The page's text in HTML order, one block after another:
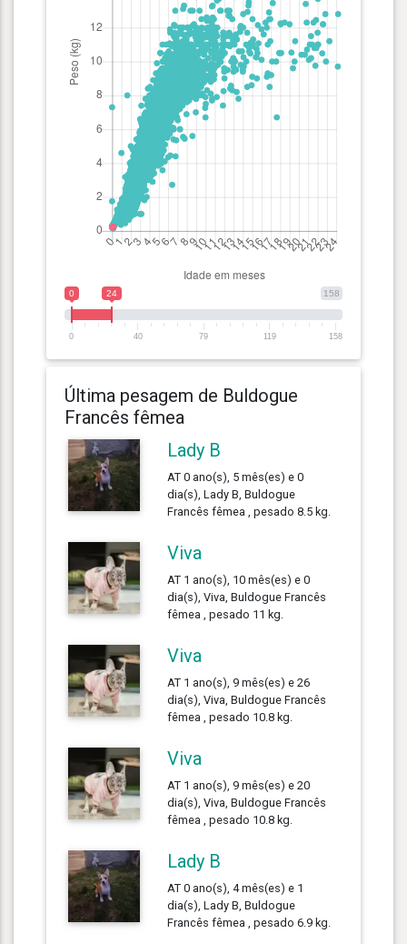
158
0 24
0 40 79 119 158
Última pesagem de Buldogue
Francês fêmea
Lady B
AT 0 ano(s), 5 mês(es) e 0
dia(s), Lady B, Buldogue
Francês fêmea , pesado 8.5 kg.
Viva
AT 1 ano(s), 10 mês(es) e 0
dia(s), Viva, Buldogue Francês
fêmea , pesado 11 kg.
Viva
AT 1 ano(s), 9 mês(es) e 26
dia(s), Viva, Buldogue Francês
fêmea , pesado 10.8 kg.
Viva
AT 1 ano(s), 9 mês(es) e 20
dia(s), Viva, Buldogue Francês
fêmea , pesado 10.8 kg.
Lady B
AT 0 ano(s), 4 mês(es) e 1
dia(s), Lady B, Buldogue
Francês fêmea , pesado 6.9 kg.